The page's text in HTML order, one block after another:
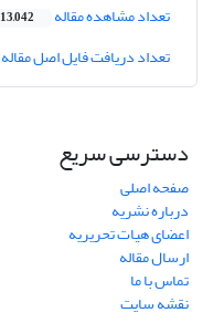
تعداد مشاهده مقاله 13,042
تعداد دریافت فایل اصل مقاله
دسترسی سریع
صفحه اصلی
درباره نشریه
اعضای هیات تحریریه
ارسال مقاله
تماس با ما
نقشه سایت